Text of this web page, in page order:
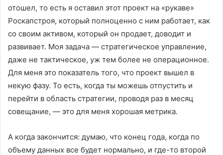
отошел, то есть я оставил этот проект на «рукаве»
Роскапстроя, который полноценно с ним работает, как
со своим активом, который он продает, доводит и
развивает. Моя задача — стратегическое управление,
даже не тактическое, уж тем более не операционное.
Для меня это показатель того, что проект вышел в
некую фазу. То есть, когда ты можешь отпустить и
перейти в область стратегии, проводя раз в месяц
совещание, — это для меня хорошая метрика.
А когда закончится: думаю, что конец года, когда по
объему данных все будет нормально, и где-то второй